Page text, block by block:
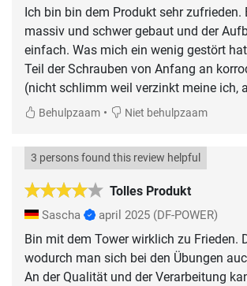
Ich bin bin dem Produkt sehr zufrieden.
massiv und schwer gebaut und der
einfach. Was mich ein wenig gestört
Teil der Schrauben von Anfang an
(nicht schlimm weil verzinkt meine ich,
Behulpzaam • Niet behulpzaam
Tolles Produkt
3 persons found this review helpful
Sascha april 2025 (DF-POWER)
Bin mit dem Tower wirklich zu Frieden.
wodurch man sich bei den Übungen
An der Qualität und der Verarbeitung